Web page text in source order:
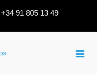
+34 91 805 13 49